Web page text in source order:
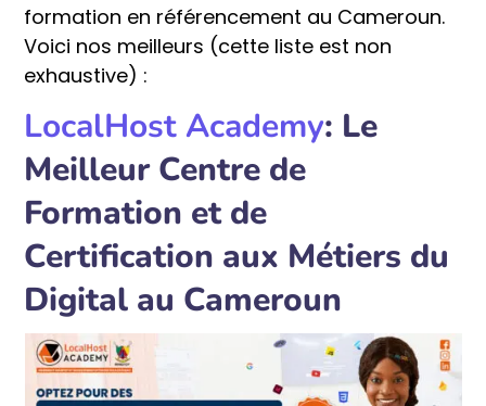
formation en référencement au Cameroun.
Voici nos meilleurs (cette liste est non
exhaustive) :
LocalHost Academy: Le
Meilleur Centre de
Formation et de
Certification aux Métiers du
Digital au Cameroun